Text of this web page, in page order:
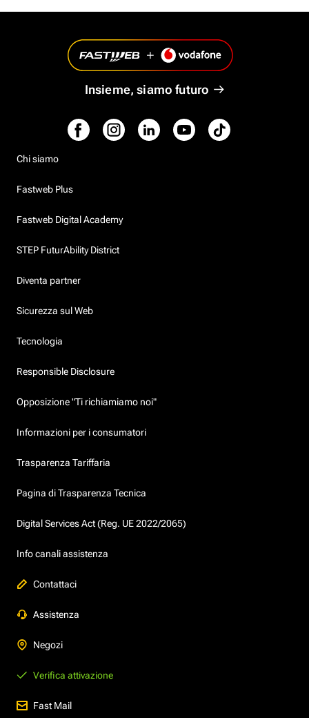
Insieme, siamo futuro
Chi siamo
Fastweb Plus
Fastweb Digital Academy
STEP FuturAbility District
Diventa partner
Sicurezza sul Web
Tecnologia
Responsible Disclosure
Opposizione "Ti richiamiamo noi"
Informazioni per i consumatori
Trasparenza Tariffaria
Pagina di Trasparenza Tecnica
Digital Services Act (Reg. UE 2022/2065)
Info canali assistenza
Contattaci
Assistenza
Negozi
Verifica attivazione
Fast Mail